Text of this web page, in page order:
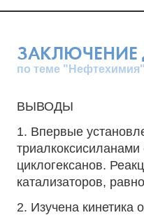
ЗАКЛЮЧЕНИЕ
по теме
ВЫВОДЫ
1. Впервые
циклогексанов.
катализаторов,
2. Изучена кинетика